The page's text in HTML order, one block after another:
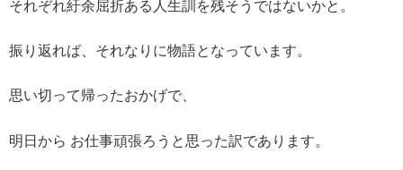
それぞれ紆余屈折ある人生訓を残そうではないかと。
振り返れば、それなりに物語となっています。
思い切って帰ったおかげで、
明日から お仕事頑張ろうと思った訳であります。